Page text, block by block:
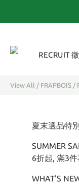
RECRUIT
View All / FRAPBOIS /
夏末選品特
SUMMER
6折起, 滿3
WHAT'S